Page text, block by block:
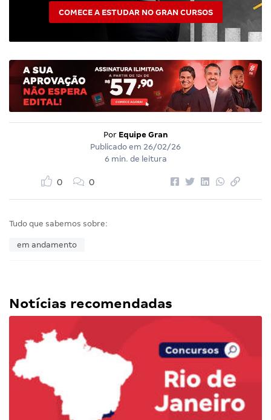
COMECE A ESTUDAR NO GRAN CURSOS
Por Equipe Gran
Publicado em 26/02/26
6 min. de leitura
0 0
Tudo que sabemos sobre:
em andamento
Notícias recomendadas